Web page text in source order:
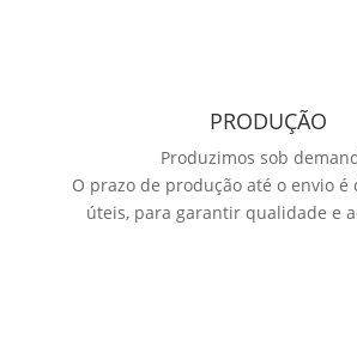
PRODUÇÃO
Produzimos sob
O prazo de produção até o envio é
úteis, para garantir qualidade e